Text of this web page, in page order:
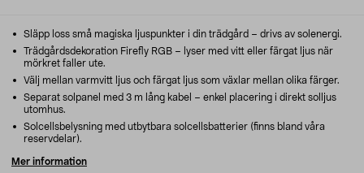
Släpp loss små magiska ljuspunkter i din trädgård – drivs av solenergi.
Trädgårdsdekoration Firefly RGB – lyser med vitt eller färgat ljus när
mörkret faller ute.
Välj mellan varmvitt ljus och färgat ljus som växlar mellan olika färger.
Separat solpanel med 3 m lång kabel – enkel placering i direkt solljus
utomhus.
Solcellsbelysning med utbytbara solcellsbatterier (finns bland våra
reservdelar).
Mer information